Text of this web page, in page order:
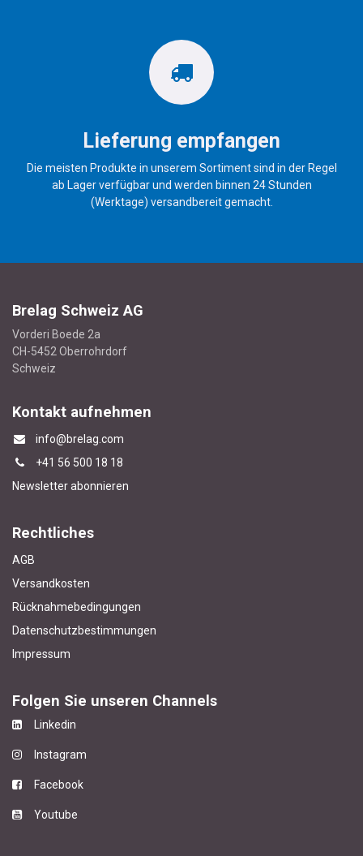
Lieferung empfangen
Die meisten Produkte in unserem Sortiment sind in der Regel
ab Lager verfügbar und werden binnen 24 Stunden
(Werktage) versandbereit gemacht.
Brelag Schweiz AG
Vorderi Boede 2a
CH-5452 Oberrohrdorf
Schweiz
Kontakt aufnehmen
info@brelag.com
+41 56 500 18 18
Newsletter abonnieren
Rechtliches
AGB
Versandkosten
Rücknahmebedingungen
Datenschutzbestimmungen
Impressum
Folgen Sie unseren Channels
Linkedin
Instagram
Facebook
Youtube